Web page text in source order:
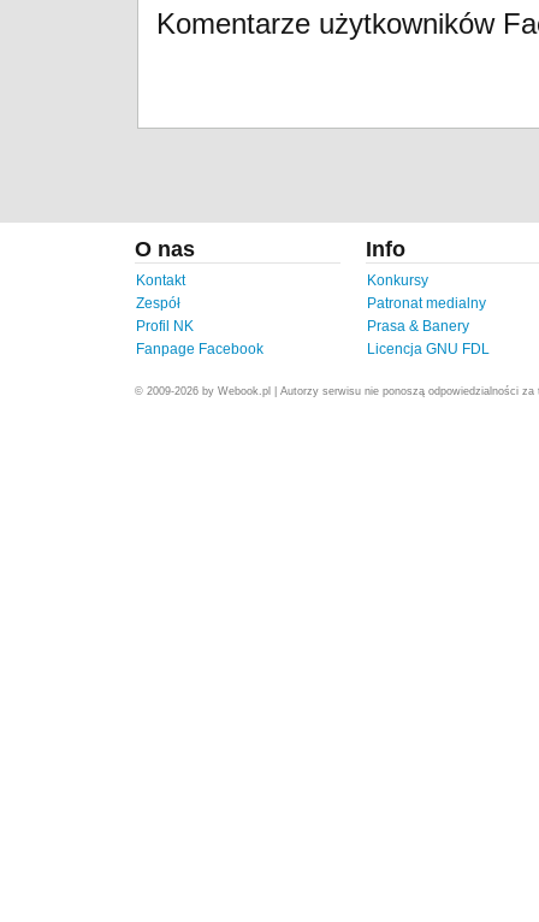
Komentarze użytkowników
O nas
Kontakt
Zespół
Profil NK
Fanpage Facebook
Info
Konkursy
Patronat medialny
Prasa & Banery
Licencja GNU FDL
© 2009-2026 by Webook.pl | Autorzy serwisu nie ponoszą odpowiedzialności